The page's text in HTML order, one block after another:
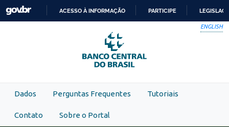
Skip to main content
PARA
O
CONTEÚDO
ACESSO À INFORMAÇÃO PARTICIPE
ENGLISH
Dados Perguntas Frequentes Tutoriais
Contato Sobre o Portal